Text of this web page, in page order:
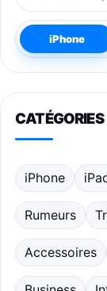
iPhone
CATÉGORIES
iPhone
Rumeurs
Accessoires